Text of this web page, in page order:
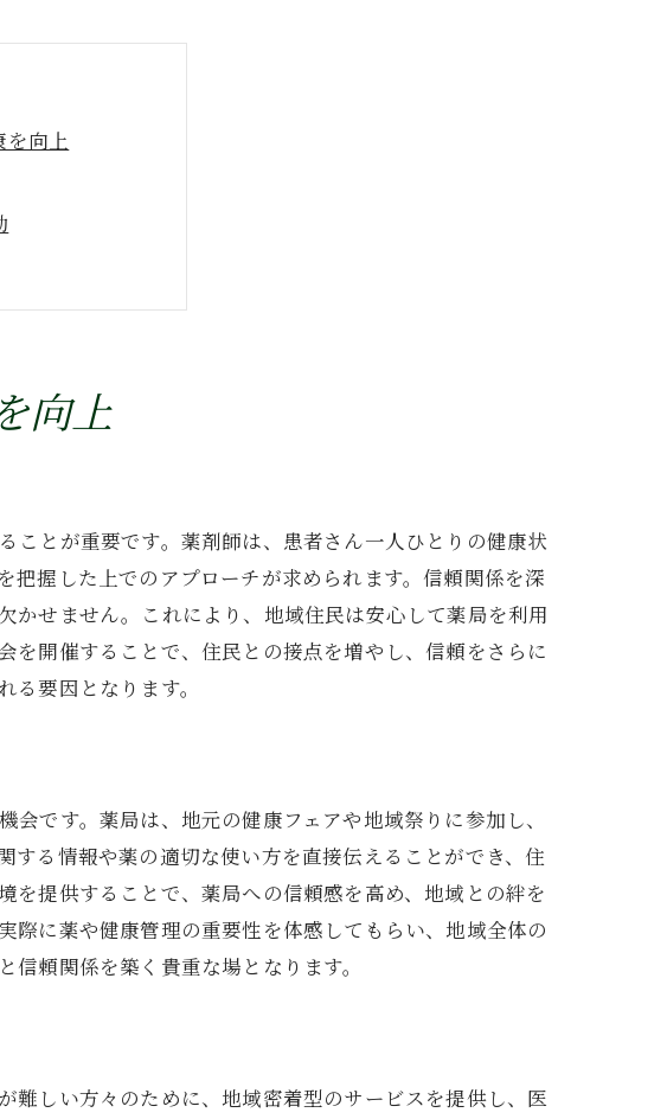
向上
みとは
イス
組み
者支援
供
上
向上
とが重要です。薬剤師は、患者さん一人ひとりの健康状
握した上でのアプローチが求められます。信頼関係を深
かせません。これにより、地域住民は安心して薬局を利用
開催することで、住民との接点を増やし、信頼をさらに
要因となります。
です。薬局は、地元の健康フェアや地域祭りに参加し、
る情報や薬の適切な使い方を直接伝えることができ、住
提供することで、薬局への信頼感を高め、地域との絆を
に薬や健康管理の重要性を体感してもらい、地域全体の
頼関係を築く貴重な場となります。
しい方々のために、地域密着型のサービスを提供し、医